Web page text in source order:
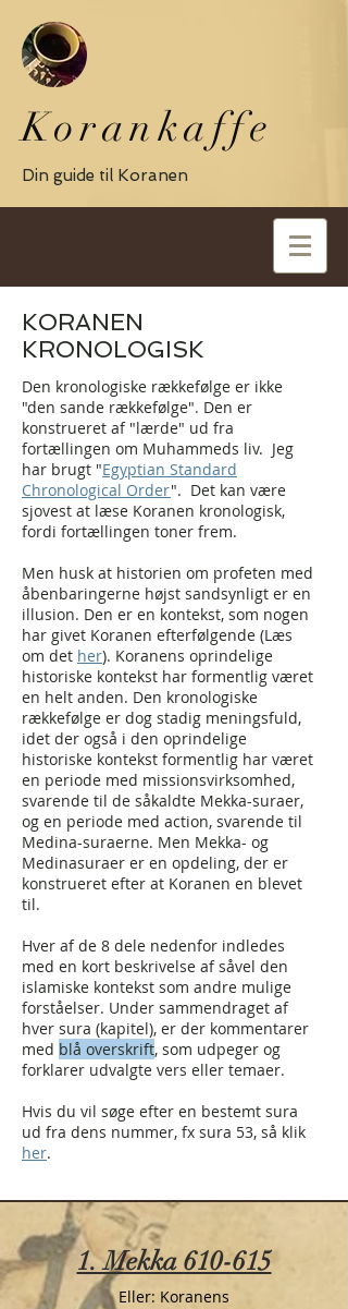
Korankaffe
Din guide til Koranen
KORANEN
KRONOLOGISK
Den kronologiske rækkefølge er ikke
"den sande rækkefølge". Den er
konstrueret af "lærde" ud fra
fortællingen om Muhammeds liv. Jeg
har brugt "Egyptian Standard
Chronological Order". Det kan være
sjovest at læse Koranen kronologisk,
fordi fortællingen toner frem.
Men husk at historien om profeten med
åbenbaringerne højst sandsynligt er en
illusion. Den er en kontekst, som nogen
har givet Koranen efterfølgende (Læs
om det her). Koranens oprindelige
historiske kontekst har formentlig været
en helt anden. Den kronologiske
rækkefølge er dog stadig meningsfuld,
idet der også i den oprindelige
historiske kontekst formentlig har været
en periode med missionsvirksomhed,
svarende til de såkaldte Mekka-suraer,
og en periode med action, svarende til
Medina-suraerne. Men Mekka- og
Medinasuraer er en opdeling, der er
konstrueret efter at Koranen en blevet
til.
Hver af de 8 dele nedenfor indledes
med en kort beskrivelse af såvel den
islamiske kontekst som andre mulige
forståelser. Under sammendraget af
hver sura (kapitel), er der kommentarer
med blå overskrift, som udpeger og
forklarer udvalgte vers eller temaer.
Hvis du vil søge efter en bestemt sura
ud fra dens nummer, fx sura 53, så klik
her.
1. Mekka 610-615
Eller: Koranens